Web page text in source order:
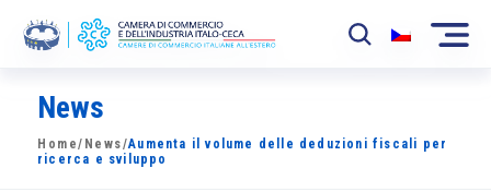
La Camera
News
News
Home/ News/Aumenta il volume delle deduzioni fiscali per
ricerca e sviluppo